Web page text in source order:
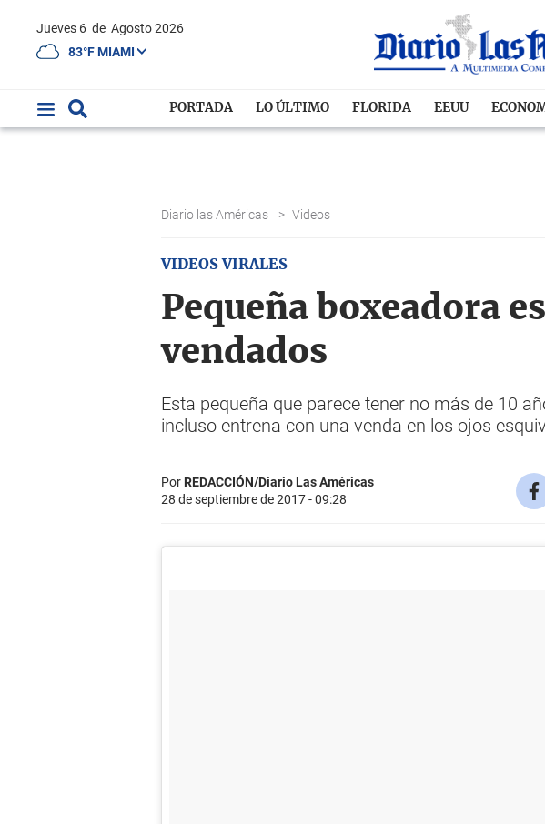
Jueves 6 de Agosto 2026
83°F MIAMI
PORTADA LO ÚLTIMO FLORIDA EEUU
Diario las Américas > Videos
VIDEOS VIRALES
Pequeña boxeadora
vendados
Esta pequeña que parece tener no más de 10
incluso entrena con una venda en los ojos
PorREDACCIÓN/Diario Las Américas
28 de septiembre de 2017 - 09:28